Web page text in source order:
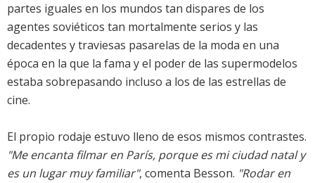
partes iguales en los mundos tan dispares de los
agentes soviéticos tan mortalmente serios y las
decadentes y traviesas pasarelas de la moda en una
época en la que la fama y el poder de las supermodelos
estaba sobrepasando incluso a los de las estrellas de
cine.
El propio rodaje estuvo lleno de esos mismos contrastes.
"Me encanta filmar en París, porque es mi ciudad natal y
es un lugar muy familiar", comenta Besson. "Rodar en